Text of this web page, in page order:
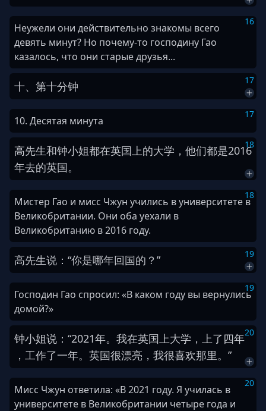
16
Неужели они действительно знакомы всего
девять минут? Но почему-то господину Гао
казалось, что они старые друзья...
17
十、 第十分钟
17
10. Десятая минута
18
高先生和钟小姐都在英国上的大学 ， 他们都是2016
年去的英国。
18
Мистер Гао и мисс Чжун учились в университете в
Великобритании. Они оба уехали в
Великобританию в 2016 году.
19
高先生说 ： “你是哪年回国的 ？ ”
19
Господин Гао спросил: «В каком году вы вернулись
домой?»
20
钟小姐说 ： “2021年。 我在英国上大学 ， 上了四年
， 工作了一年。 英国很漂亮 ， 我很喜欢那里。 ”
20
Мисс Чжун ответила: «В 2021 году. Я училась в
университете в Великобритании четыре года и